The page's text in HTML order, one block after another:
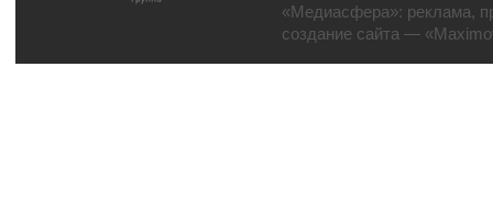
«Медиасфера»: реклама,
создание сайта —